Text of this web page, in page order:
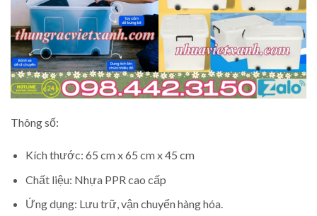
Thông số:
Kích thước: 65 cm x 65 cm x 45 cm
Chất liệu: Nhựa PPR cao cấp
Ứng dụng: Lưu trữ, vận chuyển hàng hóa.